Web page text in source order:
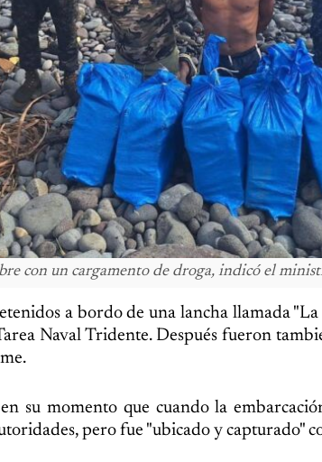
con un cargamento de droga, indicó el
a bordo de una lancha llamada
Naval Tridente. Después fueron
su momento que cuando la
pero fue "ubicado y capturado"